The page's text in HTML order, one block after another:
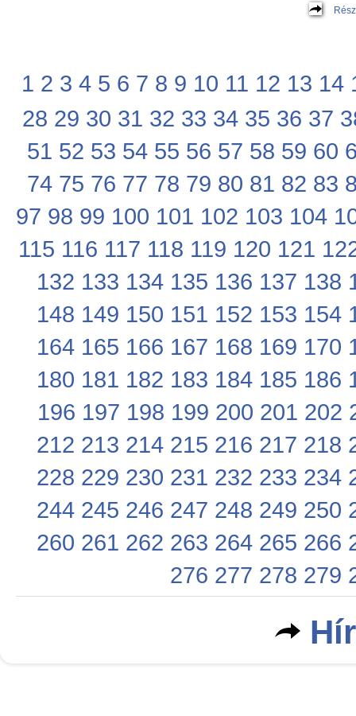
1 2 3 4 5 6 7 8 9 10 11 12 13 14
28 29 30 31 32 33 34 35 36 37
51 52 53 54 55 56 57 58 59 60
74 75 76 77 78 79 80 81 82 83
97 98 99 100 101 102 103 104
115 116 117 118 119 120 121
132 133 134 135 136 137 138
148 149 150 151 152 153 154
164 165 166 167 168 169 170
180 181 182 183 184 185 186
196 197 198 199 200 201 202
212 213 214 215 216 217 218
228 229 230 231 232 233 234
244 245 246 247 248 249 250
260 261 262 263 264 265 266
276 277 278 279